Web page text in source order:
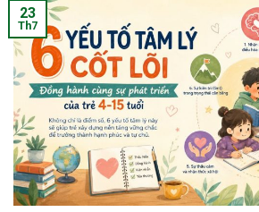
23
Th7